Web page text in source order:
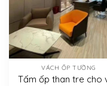
VÁCH ỐP TƯỜNG
Tấm ốp than tre cho